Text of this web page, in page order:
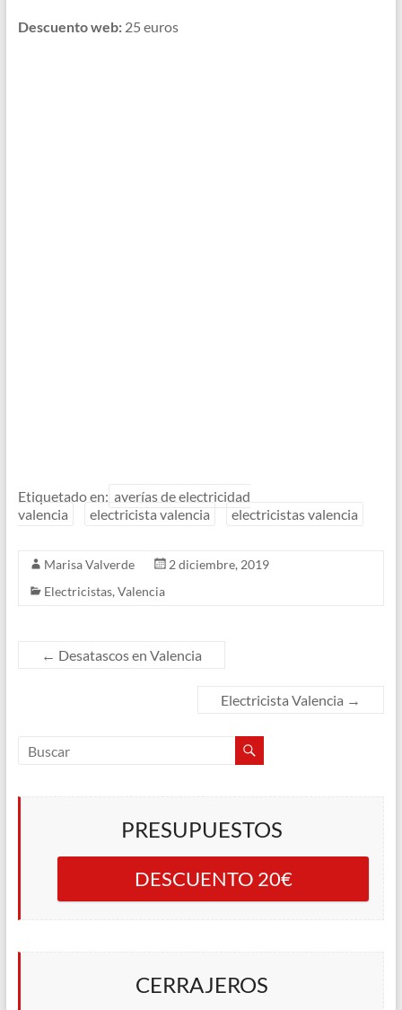
Descuento web:25 euros
Etiquetado en: averías de electricidad
valencia
electricista valencia electricistas valencia
Marisa Valverde
2 diciembre, 2019
Electricistas,Valencia
← Desatascos en Valencia
Electricista Valencia →
PRESUPUESTOS
DESCUENTO 20€
CERRAJEROS